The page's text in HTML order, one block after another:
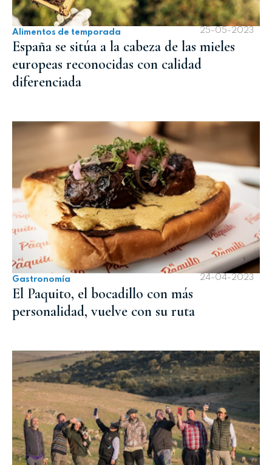
Alimentos de temporada 25-05-2023
España se sitúa a la cabeza de las mieles
europeas reconocidas con calidad
diferenciada
Gastronomía 24-04-2023
El Paquito, el bocadillo con más
personalidad, vuelve con su ruta